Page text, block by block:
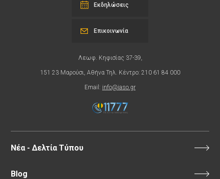
Εκδηλώσεις
Λεωφ. Κηφισίας 37-39,
151 23 Μαρούσι, Αθήνα Τηλ. Κέντρο: 210 61 84 000
Email: info@iaso.gr
Επικοινωνία
Νέα - Δελτία Τύπου
Blog